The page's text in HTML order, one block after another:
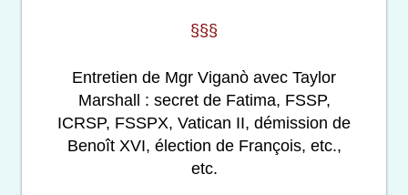
§§§
Entretien de Mgr Viganò avec Taylor
Marshall : secret de Fatima, FSSP,
ICRSP, FSSPX, Vatican II, démission de
Benoît XVI, élection de François, etc.,
etc.